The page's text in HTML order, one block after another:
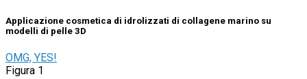
Applicazione cosmetica di idrolizzati di collagene marino su
modelli di pelle 3D
OMG, YES!
Figura 1